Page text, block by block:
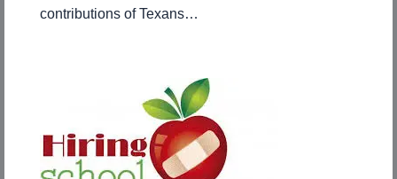
contributions of Texans…